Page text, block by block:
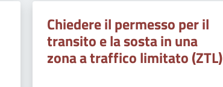
Chiedere il permesso per il
transito e la sosta in una
zona a traffico limitato (ZTL)